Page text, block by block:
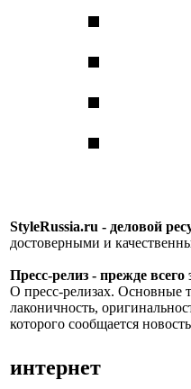
StyleRussia.ru - деловой
достоверными и
Пресс-релиз - прежде
О пресс-релизах. Основные
лаконичность,
которого сообщается
интернет